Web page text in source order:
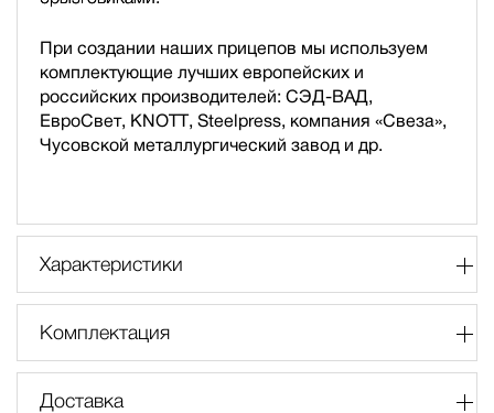
При создании наших прицепов мы используем
комплектующие лучших европейских и
российских производителей: СЭД-ВАД,
ЕвроСвет, KNOTT, Steelpress, компания «Свеза»,
Чусовской металлургический завод и др.
Характеристики
Комплектация
Доставка